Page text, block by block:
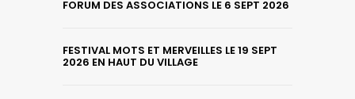
FORUM DES ASSOCIATIONS LE 6 SEPT 2026
FESTIVAL MOTS ET MERVEILLES LE 19 SEPT
2026 EN HAUT DU VILLAGE